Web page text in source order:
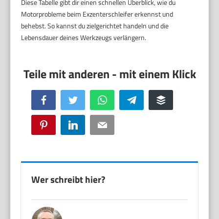
Diese Tabelle gibt dir einen schnellen Überblick, wie du
Motorprobleme beim Exzenterschleifer erkennst und
behebst. So kannst du zielgerichtet handeln und die
Lebensdauer deines Werkzeugs verlängern.
Facebook Twitter WhatsApp Telegram Buffer
Pinterest LinkedIn Email
Wer schreibt hier?